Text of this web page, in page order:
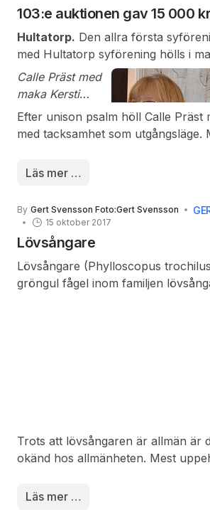
103:e auktionen gav 15 000
Hultatorp. Den allra första
med Hultatorp syförening hölls i
Den senaste, den 103 auktionen
På plats fanns även populäre Calle
några år åter höll i klubban.
ifrån, de återvände till sin gamla
och orgel påminde om gången tid.
Calle Präst med
maka Kersti
deltog i sången.
Efter unison psalm höll Calle Präst
med tacksamhet som utgångsläge.
var inte enbart att ta emot utan
Läs mer …
By Gert Svensson Foto:Gert Svensson
15 oktober 2017
Lövsångare
Lövsångare (Phylloscopus
gröngul fågel inom familjen
Trots att lövsångaren är allmän är
okänd hos allmänheten. Mest
många andra sångare. I sitt revir har
Läs mer …